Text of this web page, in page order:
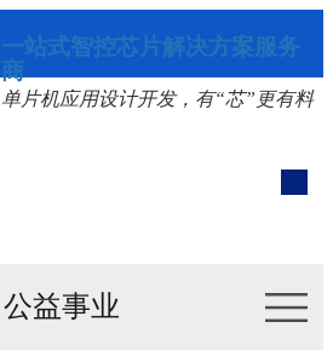
一站式智控芯片解决方案服务
商
单片机应用设计开发，有“芯”更有料
公益事业